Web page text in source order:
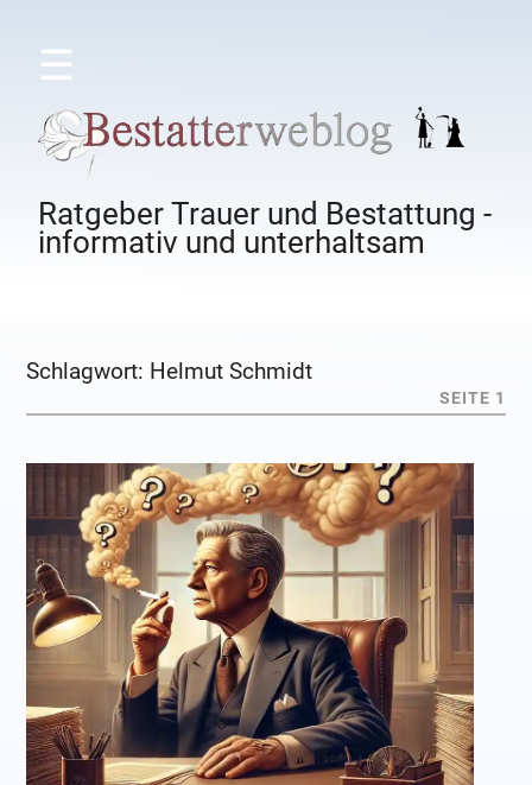
☰
Ratgeber Trauer und Bestattung -
informativ und unterhaltsam
Schlagwort: Helmut Schmidt
SEITE 1